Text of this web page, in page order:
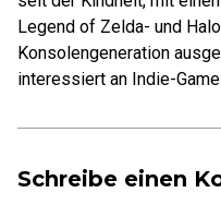
Legend of Zelda- und
Konsolengeneration
interessiert an Indie-
Schreibe einen